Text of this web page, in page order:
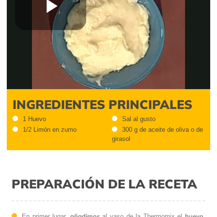
Play
Video
INGREDIENTES PRINCIPALES
1 Huevo
1/2 Limón en zumo
Sal al gusto
300 g de aceite de oliva o de
girasol
PREPARACIÓN DE LA RECETA